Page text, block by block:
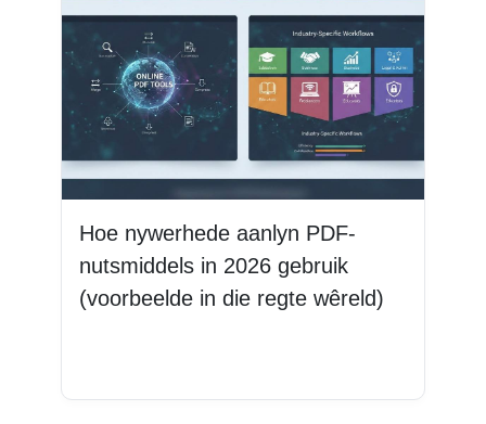
Hoe nywerhede aanlyn PDF-
nutsmiddels in 2026 gebruik
(voorbeelde in die regte wêreld)